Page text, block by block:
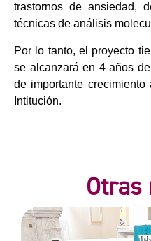
trastornos de ansiedad,
técnicas de análisis
Por lo tanto, el proyecto
se alcanzará en 4 años
de importante
Intitución.
Otras